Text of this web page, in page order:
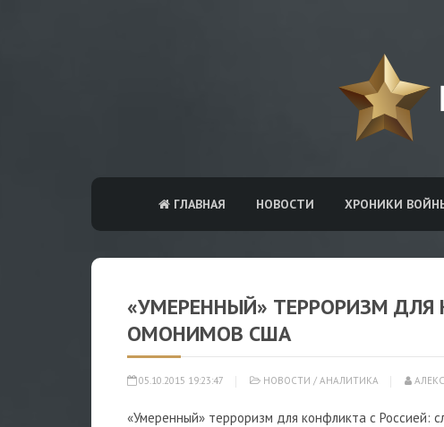
ГЛАВНАЯ НОВОСТИ ХРОНИКИ
«УМЕРЕННЫЙ» ТЕРРОРИЗМ ДЛЯ
ОМОНИМОВ США
05.10.2015 19:23:47 НОВОСТИ / АНАЛИТИКА
«Умеренный» терроризм для конфликта с Россией: